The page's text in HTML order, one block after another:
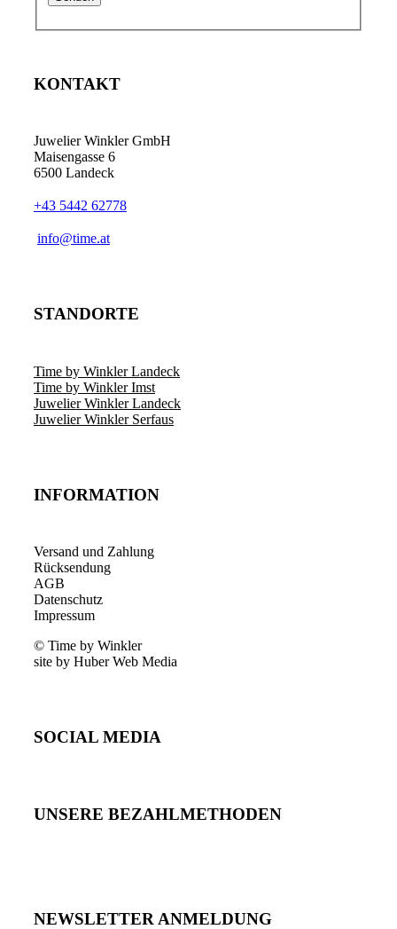
KONTAKT
Juwelier Winkler GmbH
Maisengasse 6
6500 Landeck
+43 5442 62778
info@time.at
STANDORTE
Time by Winkler Landeck
Time by Winkler Imst
Juwelier Winkler Landeck
Juwelier Winkler Serfaus
INFORMATION
Versand und Zahlung
Rücksendung
AGB
Datenschutz
Impressum
© Time by Winkler
site by Huber Web Media
SOCIAL MEDIA
UNSERE BEZAHLMETHODEN
NEWSLETTER ANMELDUNG